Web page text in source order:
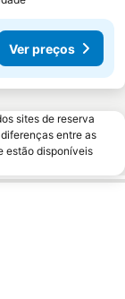
Ver preços
sites de reserva
entre as
estão disponíveis